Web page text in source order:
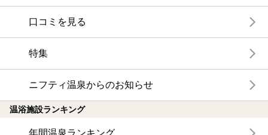
口コミを見る
特集
ニフティ温泉からのお知らせ
温浴施設ランキング
年間温泉ランキング